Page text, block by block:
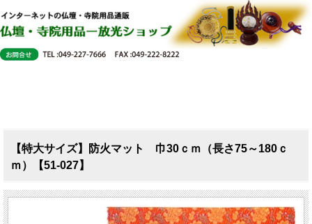
【特大サイズ】防火マット 巾30ｃｍ（長さ75～180ｃ
ｍ）【51-027】